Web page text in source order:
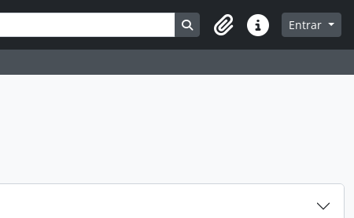
Busque na página de
Atalhos Entrar